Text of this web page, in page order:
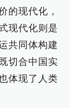
的现代化，
现代化则是
共同体构建
切合中国实
体现了人类